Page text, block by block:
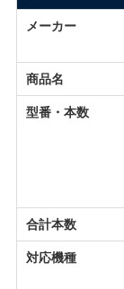
メーカー
商品名
型番・本数
合計本数
対応機種